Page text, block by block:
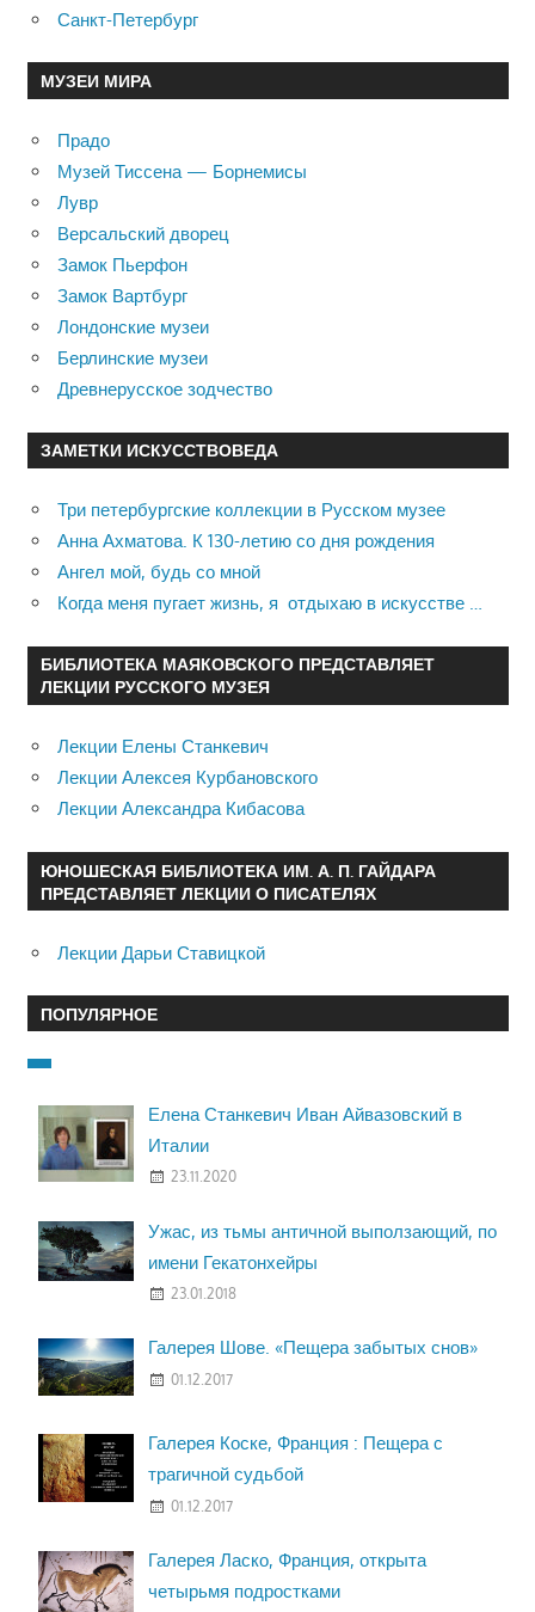
Санкт-Петербург
МУЗЕИ МИРА
Прадо
Музей Тиссена — Борнемисы
Лувр
Версальский дворец
Замок Пьерфон
Замок Вартбург
Лондонские музеи
Берлинские музеи
Древнерусское зодчество
ЗАМЕТКИ ИСКУССТВОВЕДА
Три петербургские коллекции в Русском музее
Анна Ахматова. К 130-летию со дня рождения
Ангел мой, будь со мной
Когда меня пугает жизнь, я отдыхаю в искусстве …
БИБЛИОТЕКА МАЯКОВСКОГО ПРЕДСТАВЛЯЕТ
ЛЕКЦИИ РУССКОГО МУЗЕЯ
Лекции Елены Станкевич
Лекции Алексея Курбановского
Лекции Александра Кибасова
ЮНОШЕСКАЯ БИБЛИОТЕКА ИМ. А. П. ГАЙДАРА
ПРЕДСТАВЛЯЕТ ЛЕКЦИИ О ПИСАТЕЛЯХ
Лекции Дарьи Ставицкой
ПОПУЛЯРНОЕ
Елена Станкевич Иван Айвазовский в
Италии
23.11.2020
Ужас, из тьмы античной выползающий, по
имени Гекатонхейры
23.01.2018
Галерея Шове. «Пещера забытых снов»
01.12.2017
Галерея Коске, Франция : Пещера с
трагичной судьбой
01.12.2017
Галерея Ласко, Франция, открыта
четырьмя подростками